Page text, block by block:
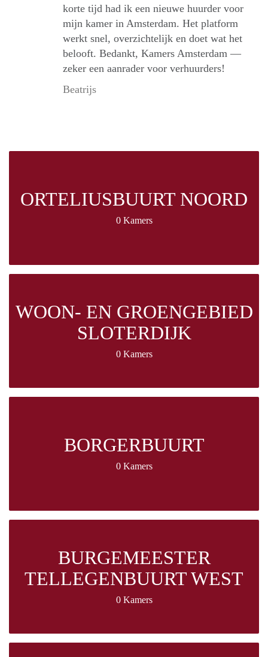
korte tijd had ik een nieuwe huurder voor
mijn kamer in Amsterdam. Het platform
werkt snel, overzichtelijk en doet wat het
belooft. Bedankt, Kamers Amsterdam —
zeker een aanrader voor verhuurders!
Beatrijs
ORTELIUSBUURT NOORD
0 Kamers
WOON- EN GROENGEBIED
SLOTERDIJK
0 Kamers
BORGERBUURT
0 Kamers
BURGEMEESTER
TELLEGENBUURT WEST
0 Kamers